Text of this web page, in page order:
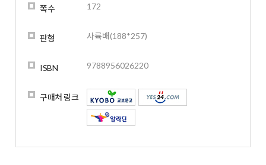
쪽수 172
판형 사륙배(188*257)
ISBN 9788956026220
구매처 링크